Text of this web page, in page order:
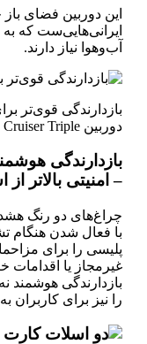
این دوربین فضای
ایرانی‌هایی‌ست که
آب‌وهوا نیاز دارند.
بازدارندگی قوی‌تر
دوربین Cruiser Triple مجهز به چراغ‌های هشدار قرمز و آبی است که هنگام تشخیص نفوذ، نسبت به نور سفید معمولی تأثیر بازدارندگی بیشتری دارد و امنیت خانه شما را تضمین می‌کند.
بازدارندگی
– امنیتی بالاتر از
با فعال شدن
پلیسی را برای
غیرمجاز یا اقدامات
بازدارندگی هوشمند
را نیز برای کاربران